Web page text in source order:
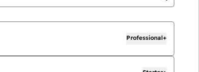
Professional+